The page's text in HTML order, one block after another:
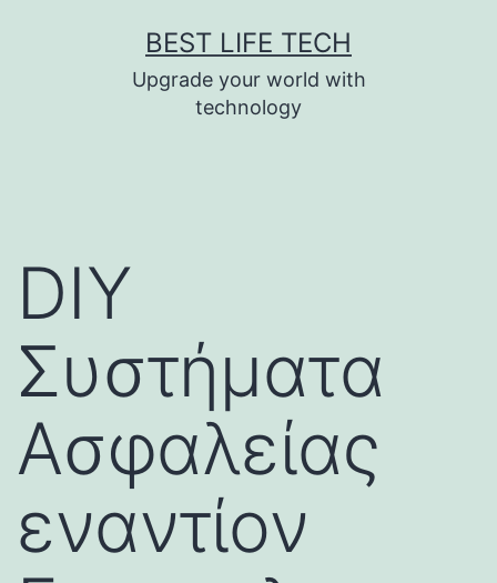
BEST LIFE TECH
Upgrade your world with
technology
DIY
Συστήματα
Ασφαλείας
εναντίον